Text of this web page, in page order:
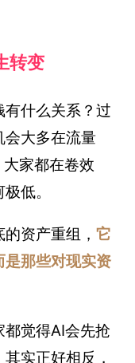
转变
什么关系？过
会大多在流量
家都在卷效
低。
的资产重组，它
那些对现实资
觉得AI会先抢
实正好相反，